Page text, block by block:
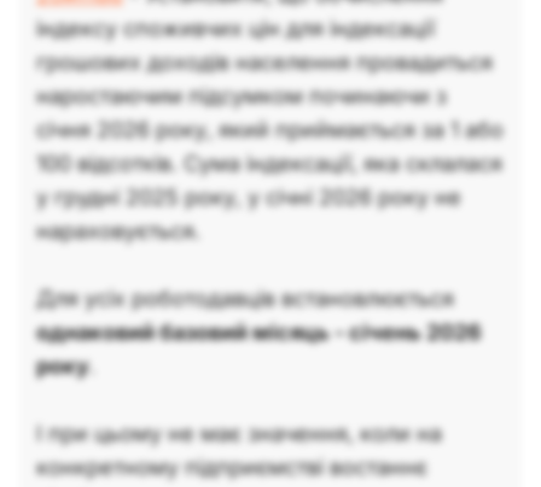
індексу споживчих цін для індексації
грошових доходів населення провадиться
наростаючим підсумком починаючи з
січня 2026 року, який приймається за 1 або
100 відсотків. Сума індексації, яка склалася
у грудні 2025 року, у січні 2026 року не
нараховується.
Для усіх роботодавців встановлюється
однаковий базовий місяць - січень 2026
року.
І при цьому не має значення, коли на
конкретному підприємстві востаннє